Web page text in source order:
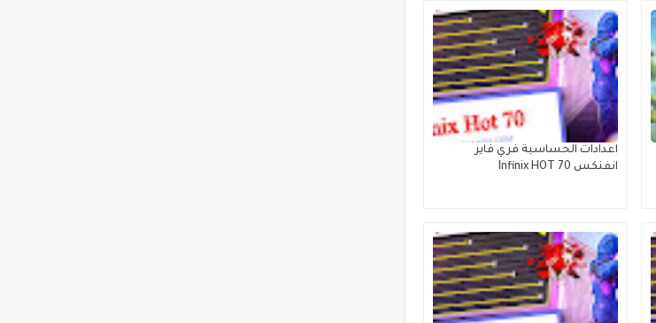
اعدادات الحساسية فري فاير
انفنكس Infinix HOT 70